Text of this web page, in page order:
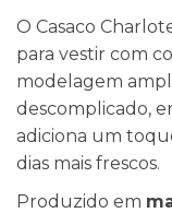
O Casaco
para vestir com
modelagem
descomplicado,
adiciona um
dias mais frescos.
Produzido em